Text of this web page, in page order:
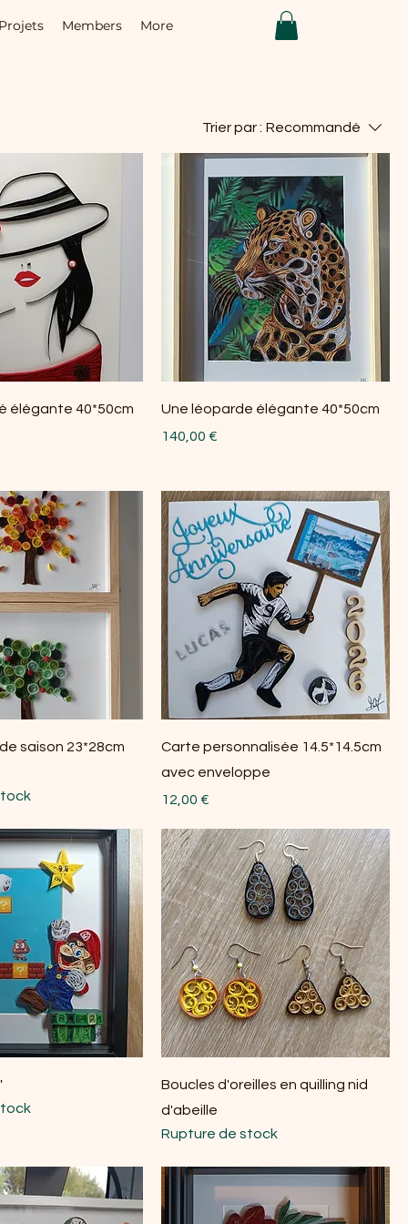
Projets Members More
Trier par : Recommandé
élégante 40*50cm
Une léoparde élégante 40*50cm
Prix
140,00 €
saison 23*28cm
Carte personnalisée 14.5*14.5cm
avec enveloppe
Prix
12,00 €
Boucles d'oreilles en quilling nid
d'abeille
Rupture de stock